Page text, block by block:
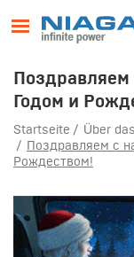
Годом и
Startseite Über
Поздравляем с
Рождеством!